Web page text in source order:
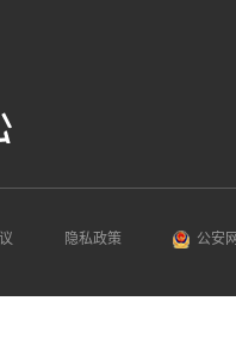
隐私政策 公安